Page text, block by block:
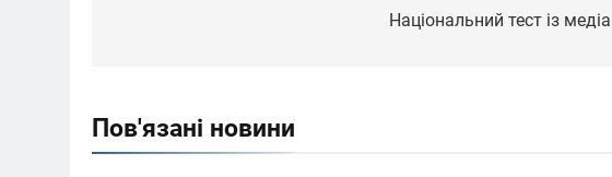
Національний тест із
Пов'язані новини